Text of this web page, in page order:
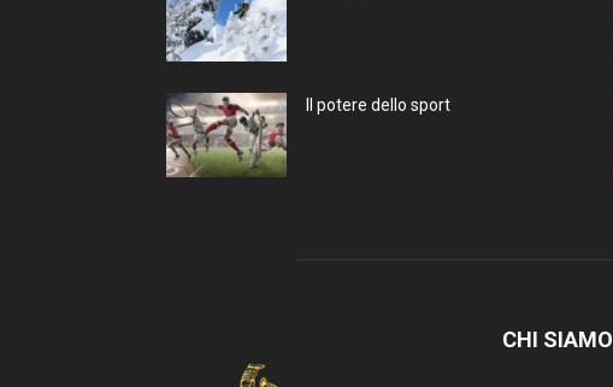
Il potere dello sport
CHI SIAMO